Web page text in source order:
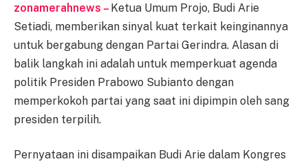
zonamerahnews – Ketua Umum Projo, Budi Arie
Setiadi, memberikan sinyal kuat terkait keinginannya
untuk bergabung dengan Partai Gerindra. Alasan di
balik langkah ini adalah untuk memperkuat agenda
politik Presiden Prabowo Subianto dengan
memperkokoh partai yang saat ini dipimpin oleh sang
presiden terpilih.
Pernyataan ini disampaikan Budi Arie dalam Kongres